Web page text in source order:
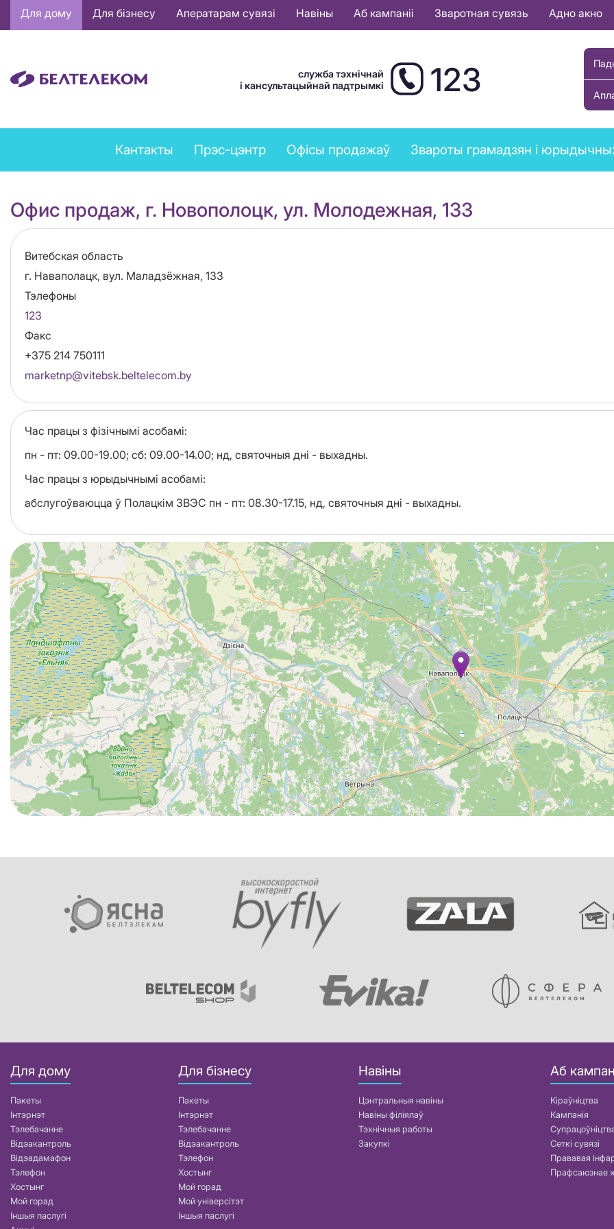
Основная
навигация
Для дому Для бізнесу Аператарам сувязі Навіны Аб кампаніі Зваротная сувязь Адно акно
служба тэхнічнай
і кансультацыйнай падтрымкі
123
Feedback
menu
Кантакты Прэс-цэнтр Офісы продажаў Звароты грамадзян і
Офис продаж, г. Новополоцк, ул. Молодежная, 133
Область
Витебская область
Адрес
г. Наваполацк, вул. Маладзёжная, 133
Тэлефоны
123
Факс
+375 214 750111
Email
marketnp@vitebsk.beltelecom.by
Час працы з фізічнымі асобамі:
пн - пт: 09.00-19.00; сб: 09.00-14.00; нд, святочныя дні - выхадны.
Час працы з юрыдычнымі асобамі:
абслугоўваюцца ў Полацкім ЗВЭС пн - пт: 08.30-17.15, нд, святочныя дні - выхадны.
Для дому
Пакеты
Інтэрнэт
Тэлебачанне
Відэакантроль
Відэадамафон
Тэлефон
Хостынг
Мой горад
Іншыя паслугі
Для бізнесу
Пакеты
Інтэрнэт
Тэлебачанне
Відэакантроль
Тэлефон
Хостынг
Мой горад
Мой універсітэт
Іншыя паслугі
Навіны
Цэнтральныя навіны
Навіны філіялаў
Тэхнічныя работы
Закупкі
Аб
Кіраўніцтва
Кампанія
Сеткі сувязі
Прававая
Прафсаюзнае